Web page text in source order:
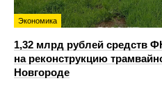
Экономика
1,32 млрд рублей средств
на реконструкцию
Новгороде